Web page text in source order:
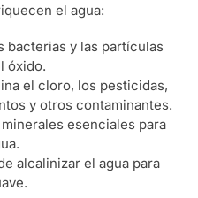
el agua:
bacterias y las partículas
óxido.
el cloro, los pesticidas,
y otros contaminantes.
esenciales para
alcalinizar el agua para